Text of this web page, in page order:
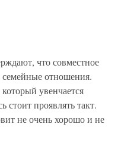
что совместное
отношения.
увенчается
проявлять такт.
не очень хорошо и не